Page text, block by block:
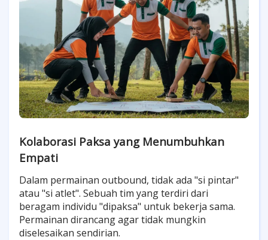
Kolaborasi Paksa yang Menumbuhkan
Empati
Dalam permainan outbound, tidak ada "si pintar"
atau "si atlet". Sebuah tim yang terdiri dari
beragam individu "dipaksa" untuk bekerja sama.
Permainan dirancang agar tidak mungkin
diselesaikan sendirian.